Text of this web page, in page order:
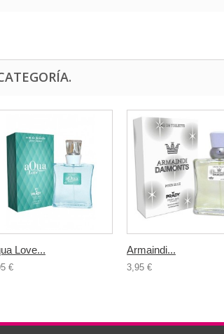
Love...
€
Armaindi...
3,95 €